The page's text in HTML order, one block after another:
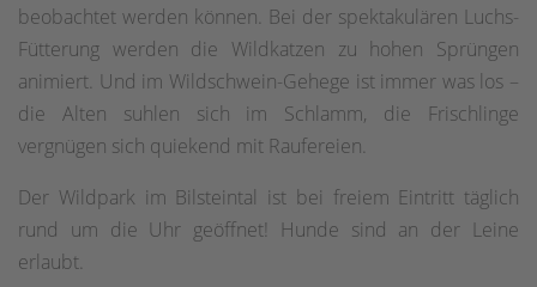
beobachtet werden können. Bei der spektakulären Luchs-
Fütterung werden die Wildkatzen zu hohen Sprüngen
animiert. Und im Wildschwein-Gehege ist immer was los –
die Alten suhlen sich im Schlamm, die Frischlinge
vergnügen sich quiekend mit Raufereien.
Der Wildpark im Bilsteintal ist bei freiem Eintritt täglich
rund um die Uhr geöffnet! Hunde sind an der Leine
erlaubt.